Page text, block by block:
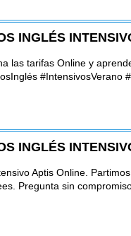
INGLÉS
las tarifas Online y
#IntensivosVerano
INGLÉS
Aptis Online.
Pregunta sin